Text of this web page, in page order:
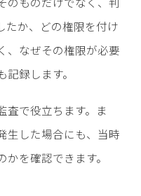
たか、どの権限を付け
、なぜその権限が必要
録します。
査で役立ちます。ま
生した場合にも、当時
を確認できます。